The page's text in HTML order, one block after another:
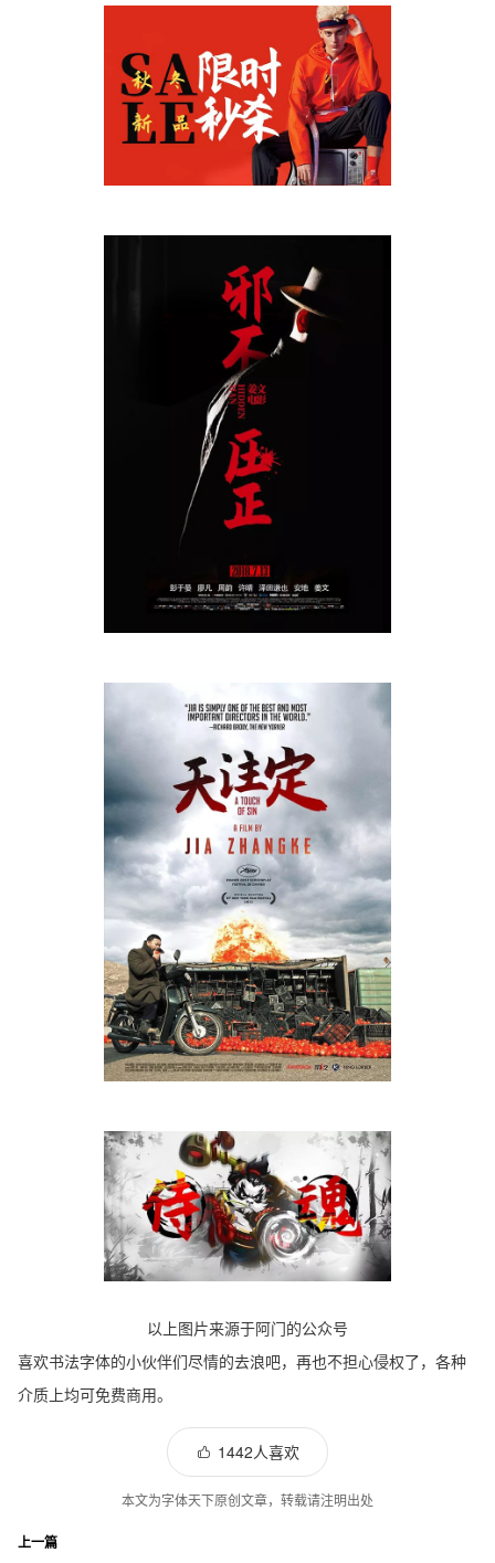
以上图片来源于阿门的公众号
喜欢书法字体的小伙伴们尽情的去浪吧，再也不担心侵权了，各种
介质上均可免费商用。
1442人喜欢
本文为字体天下原创文章，转载请注明出处
上一篇